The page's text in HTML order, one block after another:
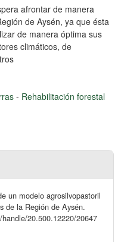
afrontar de manera
de Aysén, ya que ésta
de manera óptima sus
climáticos, de
- Rehabilitación forestal
un modelo agrosilvopastoril
de la Región de Aysén.
20.500.12220/20647